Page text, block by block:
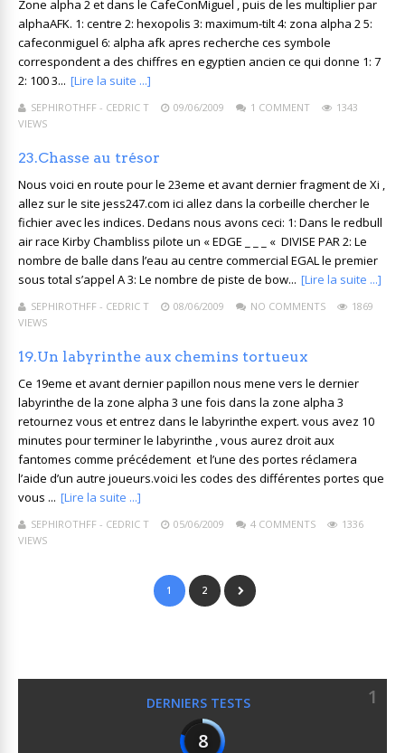
Zone alpha 2 et dans le CafeConMiguel , puis de les multiplier par
alphaAFK. 1: centre 2: hexopolis 3: maximum-tilt 4: zona alpha 2 5:
cafeconmiguel 6: alpha afk apres recherche ces symbole
correspondent a des chiffres en egyptien ancien ce qui donne 1: 7
2: 100 3... [Lire la suite ...]
SEPHIROTHFF - CEDRIC T 09/06/2009 1 COMMENT
1343
VIEWS
23.Chasse au trésor
Nous voici en route pour le 23eme et avant dernier fragment de Xi ,
allez sur le site jess247.com ici allez dans la corbeille chercher le
fichier avec les indices. Dedans nous avons ceci: 1: Dans le redbull
air race Kirby Chambliss pilote un « EDGE _ _ _ « DIVISE PAR 2: Le
nombre de balle dans l’eau au centre commercial EGAL le premier
sous total s’appel A 3: Le nombre de piste de bow... [Lire la suite ...]
SEPHIROTHFF - CEDRIC T 08/06/2009 NO COMMENTS
1869
VIEWS
19.Un labyrinthe aux chemins tortueux
Ce 19eme et avant dernier papillon nous mene vers le dernier
labyrinthe de la zone alpha 3 une fois dans la zone alpha 3
retournez vous et entrez dans le labyrinthe expert. vous avez 10
minutes pour terminer le labyrinthe , vous aurez droit aux
fantomes comme précédement et l’une des portes réclamera
l’aide d’un autre joueurs.voici les codes des différentes portes que
vous ... [Lire la suite ...]
SEPHIROTHFF - CEDRIC T 05/06/2009 4 COMMENTS
1336
VIEWS
1 2
DERNIERS TESTS
1
8